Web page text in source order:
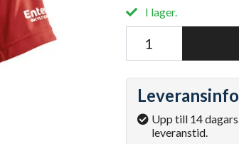
I lager.
Leveransinfo
Upp till 14 dagars
leveranstid.